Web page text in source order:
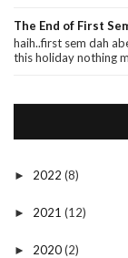
The End of First
haih..first sem dah
this holiday nothing
► 2022 (8)
► 2021 (12)
► 2020(2)